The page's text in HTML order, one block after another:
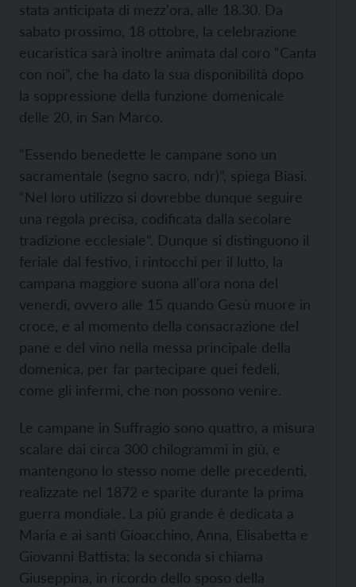
stata anticipata di mezz'ora, alle 18.30. Da
sabato prossimo, 18 ottobre, la celebrazione
eucaristica sarà inoltre animata dal coro “Canta
con noi”, che ha dato la sua disponibilità dopo
la soppressione della funzione domenicale
delle 20, in San Marco.
“Essendo benedette le campane sono un
sacramentale (segno sacro, ndr)”, spiega Biasi.
“Nel loro utilizzo si dovrebbe dunque seguire
una regola precisa, codificata dalla secolare
tradizione ecclesiale”. Dunque si distinguono il
feriale dal festivo, i rintocchi per il lutto, la
campana maggiore suona all'ora nona del
venerdì, ovvero alle 15 quando Gesù muore in
croce, e al momento della consacrazione del
pane e del vino nella messa principale della
domenica, per far partecipare quei fedeli,
come gli infermi, che non possono venire.
Le campane in Suffragio sono quattro, a misura
scalare dai circa 300 chilogrammi in giù, e
mantengono lo stesso nome delle precedenti,
realizzate nel 1872 e sparite durante la prima
guerra mondiale. La più grande è dedicata a
Maria e ai santi Gioacchino, Anna, Elisabetta e
Giovanni Battista; la seconda si chiama
Giuseppina, in ricordo dello sposo della